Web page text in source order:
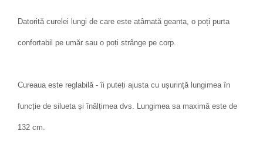
Datorită curelei lungi de care este atârnată geanta, o poți purta
confortabil pe umăr sau o poți strânge pe corp.
Cureaua este reglabilă - îi puteți ajusta cu ușurință lungimea în
funcție de silueta și înălțimea dvs. Lungimea sa maximă este de
132 cm.